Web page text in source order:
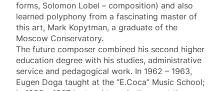
forms, Solomon Lobel – composition) and also
learned polyphony from a fascinating master of
this art, Mark Kopytman, a graduate of the
Moscow Conservatory.
The future composer combined his second higher
education degree with his studies, administrative
service and pedagogical work. In 1962 – 1963,
Eugen Doga taught at the “E.Coca” Music School;